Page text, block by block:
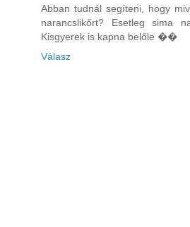
Abban tudnál segíteni, hogy
narancslikőrt? Esetleg sima
Kisgyerek is kapna belőle ��
Válasz